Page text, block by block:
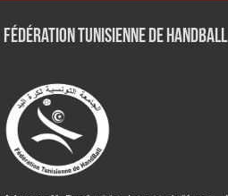
Fédération tunisienne de Handball